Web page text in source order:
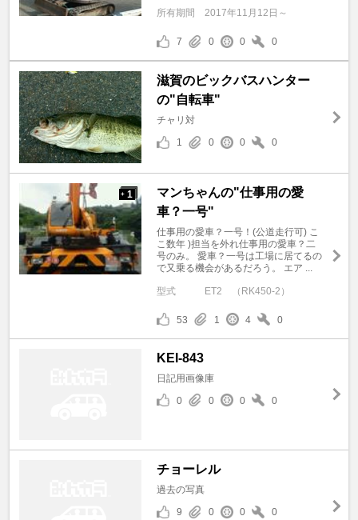
所有期間 2017年11月12日～
7 0 0 0
滋賀のビックバスハンター
の"自転車"
チャリ対
1
0 0 0
+ 1
マンちゃんの"仕事用の愛
車？一号"
仕事用の愛車？一号！(公道走行可) こ
こ数年 )担当を外れ仕事用の愛車？二
号のみ。 愛車？一号は工場に居てるの
で又乗る機会があるだろう。 エア ...
型式 ET2 （RK450-2）
53 1 4 0
KEI-843
日記用画像庫
0
0 0 0
チョーレル
過去の写真
9
0 0 0